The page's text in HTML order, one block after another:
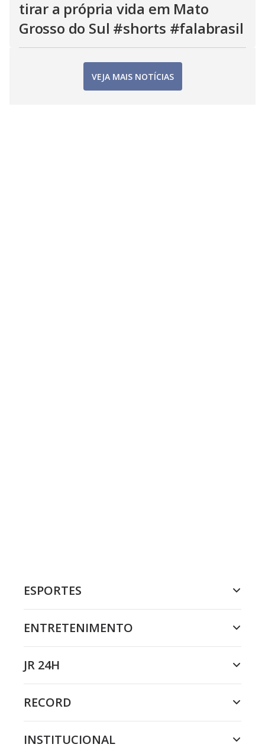
tirar a própria vida em Mato
Grosso do Sul #shorts #falabrasil
VEJA MAIS NOTÍCIAS
ESPORTES
ENTRETENIMENTO
JR 24H
RECORD
INSTITUCIONAL